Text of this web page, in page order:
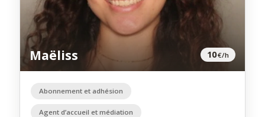
Maëliss 10€/h
Abonnement et adhésion
Agent d’accueil et médiation